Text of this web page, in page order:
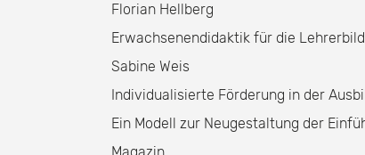
Florian Hellberg
Erwachsenendidaktik für die
Sabine Weis
Individualisierte Förderung in der
Ein Modell zur Neugestaltung der